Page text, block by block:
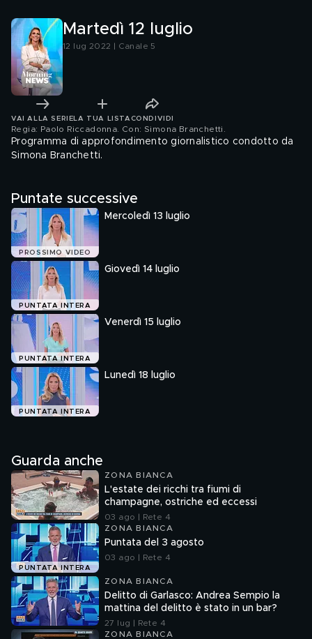
Martedì 12 luglio
12 lug 2022 | Canale 5
VAI ALLA SERIE LA TUA LISTA CONDIVIDI
Regia: Paolo Riccadonna. Con: Simona Branchetti
Programma di approfondimento giornalistico condotto da
Simona Branchetti.
Puntate successive
PROSSIMO VIDEO
Mercoledì 13 luglio
PUNTATA INTERA
Giovedì 14 luglio
PUNTATA INTERA
Venerdì 15 luglio
PUNTATA INTERA
Lunedì 18 luglio
Guarda anche
ZONA BIANCA
L'estate dei ricchi tra fiumi di
champagne, ostriche ed eccessi
03 ago | Rete 4
PUNTATA INTERA
ZONA BIANCA
Puntata del 3 agosto
03 ago | Rete 4
ZONA BIANCA
Delitto di Garlasco: Andrea Sempio la
mattina del delitto è stato in un bar?
27 lug | Rete 4
ZONA BIANCA